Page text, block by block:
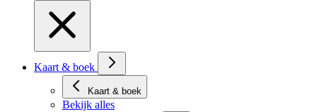
Kaart & boek
Kaart & boek
Bekijk alles